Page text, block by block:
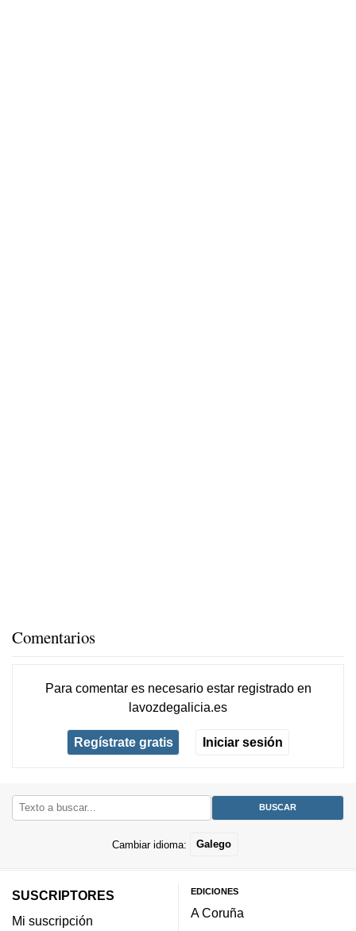
Comentarios
Para comentar es necesario estar registradoen
lavozdegalicia.es
Regístrate gratis Iniciar sesión
Cambiar idioma: Galego
SUSCRIPTORES
Mi suscripción
EDICIONES
A Coruña